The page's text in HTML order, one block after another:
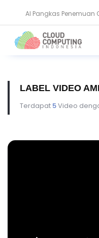
AI Pangkas Penemuan
BeyondTrust Ungkap
LABEL VIDEO
Terdapat 5Video